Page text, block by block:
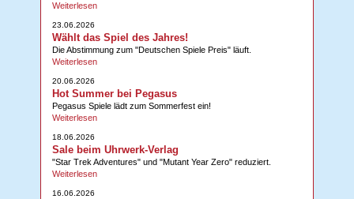
Weiterlesen
23.06.2026
Wählt das Spiel des Jahres!
Die Abstimmung zum "Deutschen Spiele Preis" läuft.
Weiterlesen
20.06.2026
Hot Summer bei Pegasus
Pegasus Spiele lädt zum Sommerfest ein!
Weiterlesen
18.06.2026
Sale beim Uhrwerk-Verlag
"Star Trek Adventures" und "Mutant Year Zero" reduziert.
Weiterlesen
16.06.2026